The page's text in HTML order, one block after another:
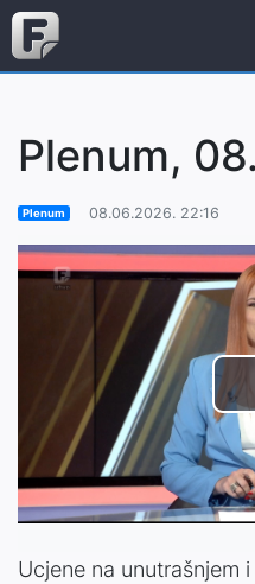
Plenum,
Plenum 08.06.2026. 22:16
Ucjene na unutrašnjem